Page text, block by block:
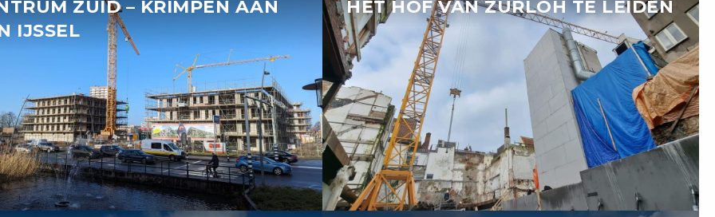
ZUID – KRIMPEN AAN
IJSSEL
HET HOF VAN ZURLOH TE LEIDEN